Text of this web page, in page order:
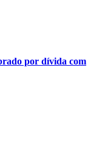
por dívida com